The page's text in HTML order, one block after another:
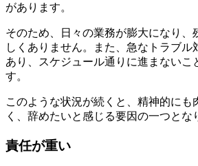
があります。
そのため、日々の業務が膨大になり、
しくありません。また、急なトラブル
あり、スケジュール通りに進まないこ
す。
このような状況が続くと、精神的にも
く、辞めたいと感じる要因の一つとな
責任が重い